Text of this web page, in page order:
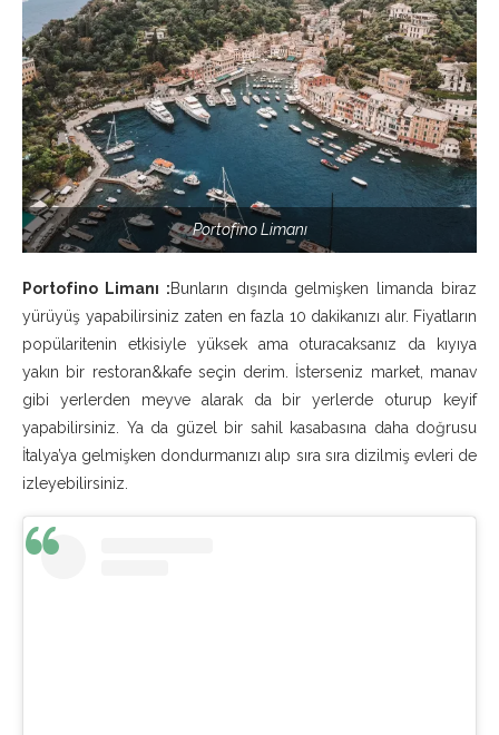
Portofino Limanı
Portofino Limanı :Bunların dışında gelmişken limanda biraz
yürüyüş yapabilirsiniz zaten en fazla 10 dakikanızı alır. Fiyatların
popülaritenin etkisiyle yüksek ama oturacaksanız da kıyıya
yakın bir restoran&kafe seçin derim. İsterseniz market, manav
gibi yerlerden meyve alarak da bir yerlerde oturup keyif
yapabilirsiniz. Ya da güzel bir sahil kasabasına daha doğrusu
İtalya’ya gelmişken dondurmanızı alıp sıra sıra dizilmiş evleri de
izleyebilirsiniz.